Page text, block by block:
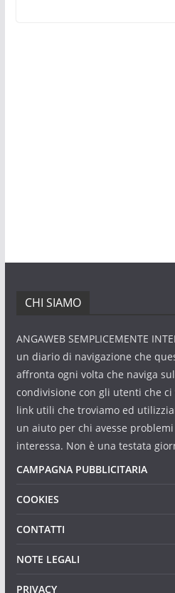
CHI SIAMO
ANGAWEB SEMPLICEMENTE
un diario di navigazione che
affronta ogni volta che naviga
condivisione con gli utenti che
link utili che troviamo ed
un aiuto per chi avesse
interessa. Non è una testata
CAMPAGNA PUBBLICITARIA
COOKIES
CONTATTI
NOTE LEGALI
PRIVACY